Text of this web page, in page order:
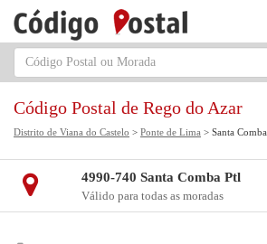
Código Postal de Rego do Azar
Distrito de Viana do Castelo > Ponte de Lima > Santa Comba
4990-740 Santa Comba Ptl
Válido para todas as moradas